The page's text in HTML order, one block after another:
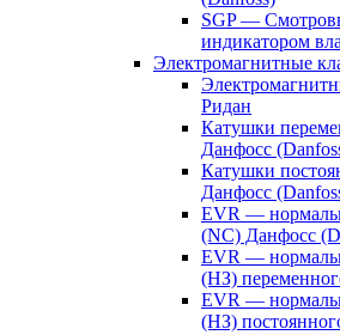
SGP —
индикатором
Электромагнитные
Ридан
Катушки
Данфосс
Катушки
Данфосс
EVR —
(NC) Данфосс
EVR —
(НЗ)
EVR —
(НЗ)